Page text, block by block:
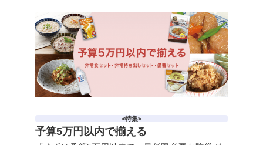
<特集>
予算5万円以内で揃える